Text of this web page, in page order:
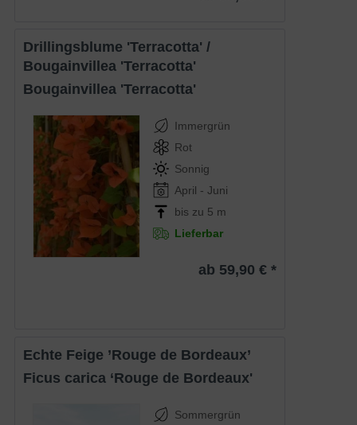
Drillingsblume 'Terracotta' /
Bougainvillea 'Terracotta'
Bougainvillea 'Terracotta'
Immergrün
Rot
Sonnig
April - Juni
bis zu 5 m
Lieferbar
ab 59,90 € *
Echte Feige ’Rouge de Bordeaux’
Ficus carica ‘Rouge de Bordeaux'
Sommergrün